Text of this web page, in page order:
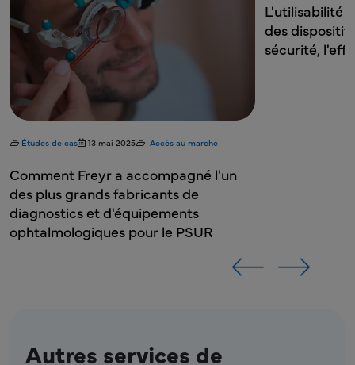
Études de cas 13 mai 2025 Accès au marché
Comment Freyr a accompagné l'un
des plus grands fabricants de
diagnostics et d'équipements
ophtalmologiques pour le PSUR
L'utilisabilité
des
sécurité,
Autres services de